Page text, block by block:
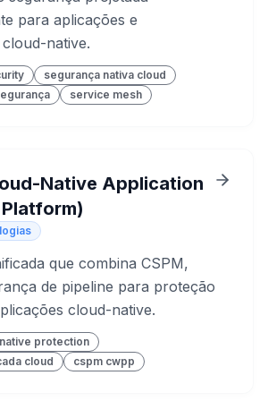
para aplicações e
native.
segurança nativa cloud
service mesh
Native Application
que combina CSPM,
de pipeline para proteção
cloud-native.
protection
cloud
cspm cwpp